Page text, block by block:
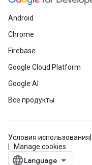
Android
Chrome
Firebase
Google Cloud Platform
Google AI
Все продукты
Условия использования
Manage cookies